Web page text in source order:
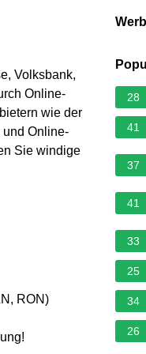
Volksbank,
Online-
wie der
und Online-
Sie windige
RON)
28
41
37
41
33
25
34
26